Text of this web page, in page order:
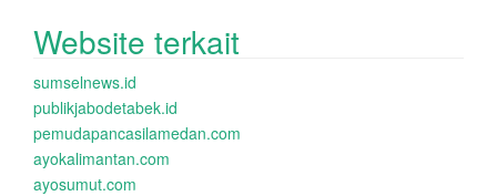
Website terkait
sumselnews.id
publikjabodetabek.id
pemudapancasilamedan.com
ayokalimantan.com
ayosumut.com